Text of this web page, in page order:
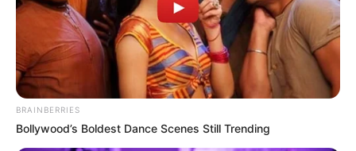
BRAINBERRIES
Bollywood’s Boldest Dance Scenes Still Trending